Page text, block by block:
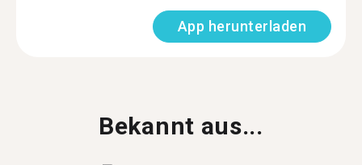
App herunterladen
Bekannt aus...